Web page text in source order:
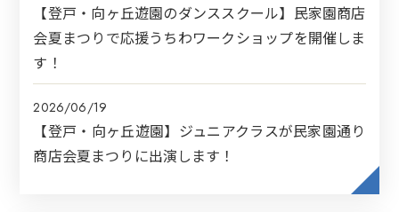
【登戸・向ヶ丘遊園のダンススクール】民家園商店
会夏まつりで応援うちわワークショップを開催しま
す！
2026/06/19
【登戸・向ヶ丘遊園】ジュニアクラスが民家園通り
商店会夏まつりに出演します！